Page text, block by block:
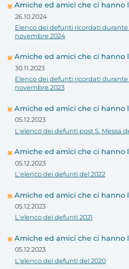
Amiche ed amici che ci hanno
26.10.2024
Elenco dei defunti ricordati durante
novembre 2024
Amiche ed amici che ci hanno
30.11.2023
Elenco dei defunti ricordati durante
novembre 2023
Amiche ed amici che ci hanno
05.12.2023
L'elenco dei defunti post S. Messa
Amiche ed amici che ci hanno
05.12.2023
L'elenco dei defunti del 2022
Amiche ed amici che ci hanno
05.12.2023
L'elenco dei defunti 2021
Amiche ed amici che ci hanno
05.12.2023
L'elenco dei defunti del 2020